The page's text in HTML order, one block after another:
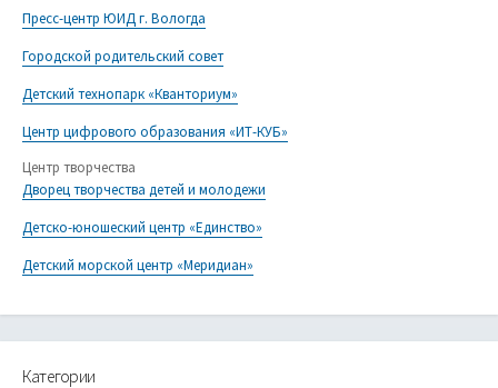
Пресс-центр ЮИД г. Вологда
Городской родительский совет
Детский технопарк «Кванториум»
Центр цифрового образования «ИТ-КУБ»
Центр творчества
Дворец творчества детей и молодежи
Детско-юношеский центр «Единство»
Детский морской центр «Меридиан»
Категории